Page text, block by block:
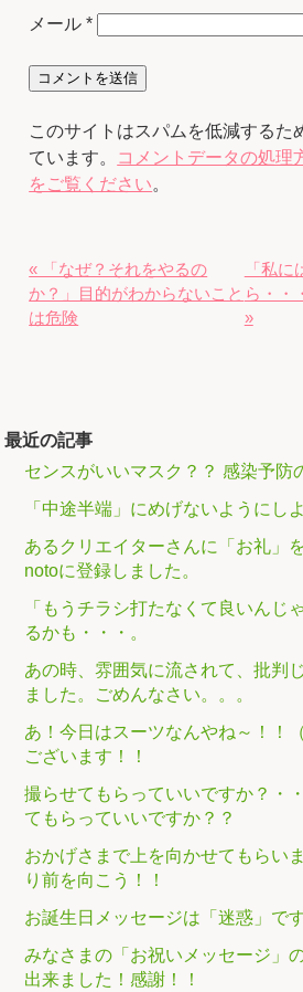
メール*
このサイトはスパムを低減するた
ています。
コメントデータの処理
をご覧ください。
« 「なぜ？それをやるの
か？」目的がわからないこと
は危険
「私
ら・・
»
最近の記事
センスがいいマスク？？ 感染予防
「中途半端」にめげないようにし
あるクリエイターさんに「お礼」
notoに登録しました。
「もうチラシ打たなくて良いんじ
るかも・・・。
あの時、雰囲気に流されて、批判
ました。ごめんなさい。。。
あ！今日はスーツなんやね～！！
ございます！！
撮らせてもらっていいですか？・
てもらっていいですか？？
おかげさまで上を向かせてもらい
り前を向こう！！
お誕生日メッセージは「迷惑」で
みなさまの「お祝いメッセージ」
出来ました！感謝！！